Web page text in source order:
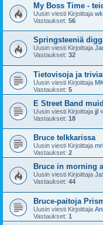
My Boss Time -
Uusin viesti Kirjoittaja
Vastaukset: 56
Springsteeniä
Uusin viesti Kirjoittaja
Vastaukset: 32
Tietovisoja ja
Uusin viesti Kirjoittaja
Vastaukset: 5
E Street Band
Uusin viesti Kirjoittaja jjl «
Vastaukset: 18
Bruce telkkarissa
Uusin viesti Kirjoittaja
Vastaukset: 2
Bruce in morning
Uusin viesti Kirjoittaja
Vastaukset: 44
Bruce-paitoja
Uusin viesti Kirjoittaja
Vastaukset: 1